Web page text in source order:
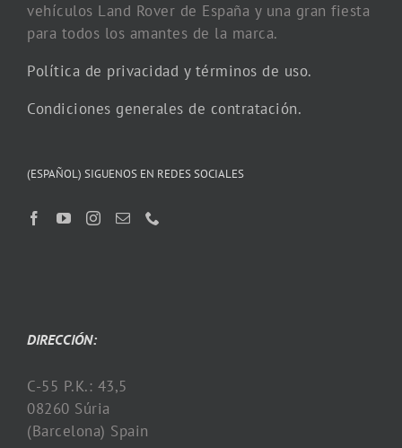
vehículos Land Rover de España y una gran fiesta
para todos los amantes de la marca.
Política de privacidad y términos de uso.
Condiciones generales de contratación.
(ESPAÑOL) SIGUENOS EN REDES SOCIALES
DIRECCIÓN:
C-55 P.K.: 43,5
08260 Súria
(Barcelona) Spain